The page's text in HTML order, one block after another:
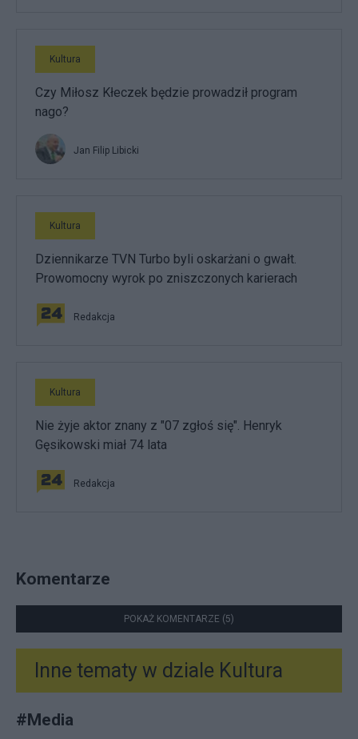
Kultura
Czy Miłosz Kłeczek będzie prowadził program
nago?
Jan Filip Libicki
Kultura
Dziennikarze TVN Turbo byli oskarżani o gwałt.
Prowomocny wyrok po zniszczonych karierach
Redakcja
Kultura
Nie żyje aktor znany z "07 zgłoś się". Henryk
Gęsikowski miał 74 lata
Redakcja
Komentarze
POKAŻ KOMENTARZE (5)
Inne tematy w dziale Kultura
#Media